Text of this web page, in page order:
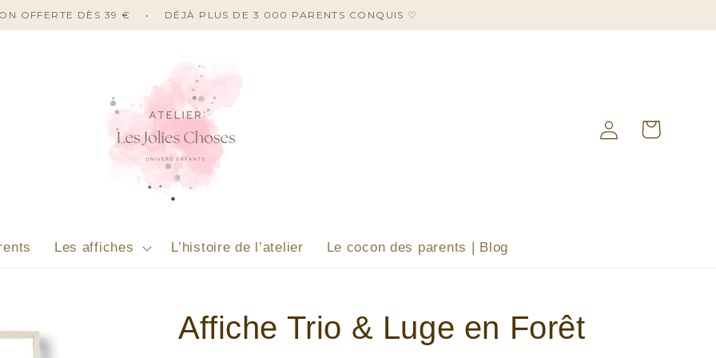
OFFERTE DÈS 39 € • DÉJÀ PLUS DE 3 000 PARENTS CONQUIS ♡
Les affiches L’histoire de l’atelier Le cocon des parents | Blog
ConnexionPanier
Affiche Trio & Luge en Forêt